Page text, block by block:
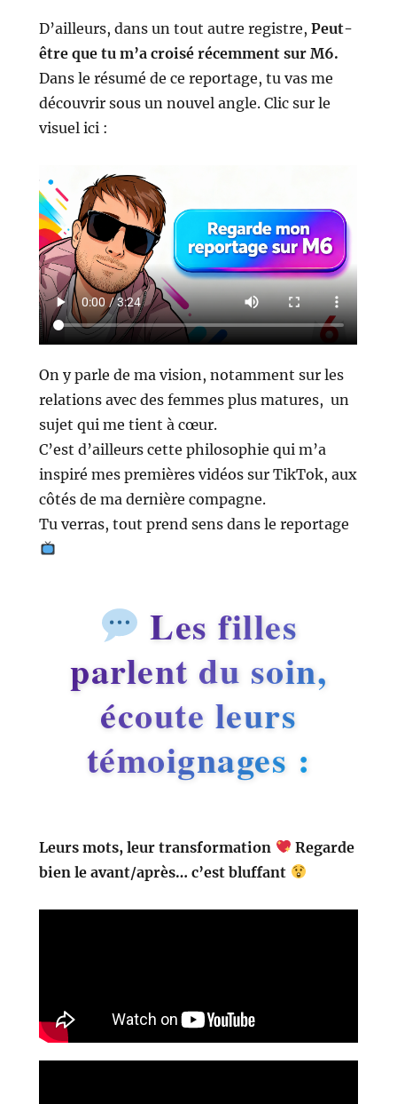
D’ailleurs, dans un tout autre registre,Peut-
être que tu m’a croisé récemment sur M6.
Dans le résumé de ce reportage, tu vas me
découvrir sous un nouvel angle. Clic sur le
visuel ici :
On y parle de ma vision, notamment sur les
relations avec des femmes plus matures, un
sujet qui me tient à cœur.
C’est d’ailleurs cette philosophie qui m’a
inspiré mes premières vidéos sur TikTok, aux
côtés de ma dernière compagne.
Tu verras, tout prend sens dans le reportage
Les filles
parlent du soin,
écoute leurs
témoignages :
Leurs mots, leur transformation
Regarde
bien le avant/après… c’est bluffant